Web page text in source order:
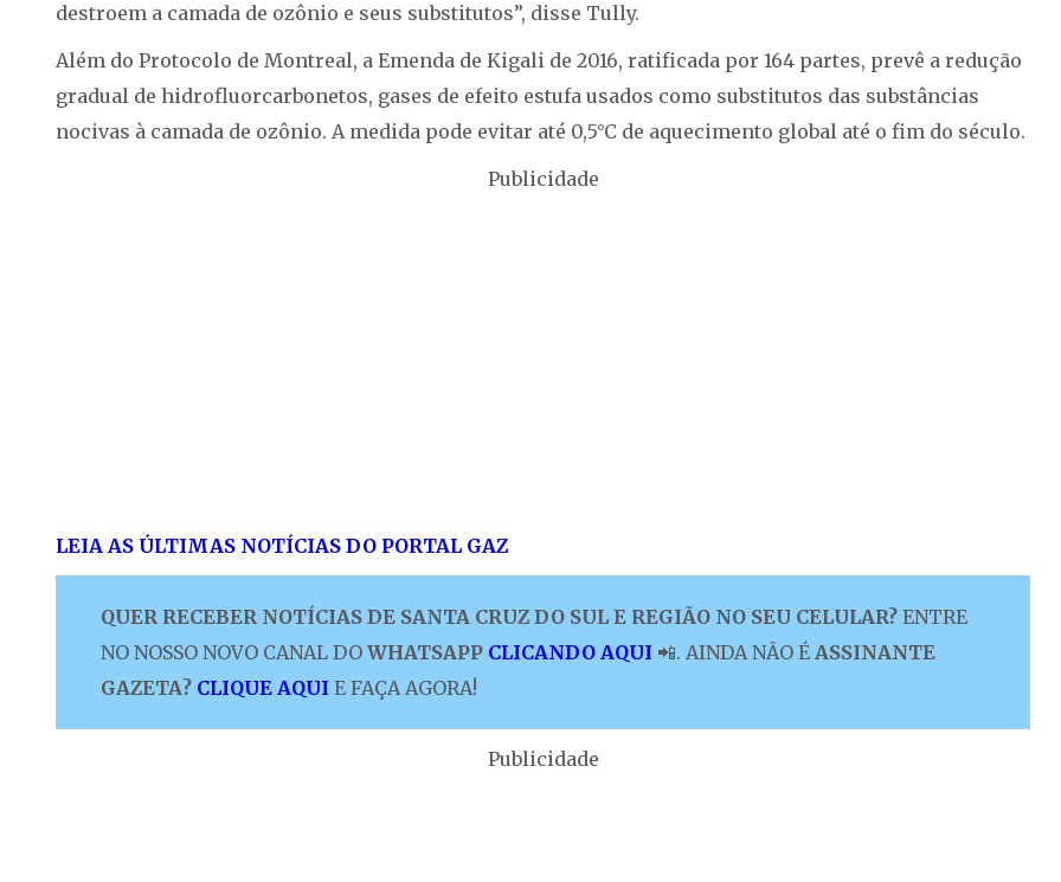
destroem a camada de ozônio e seus substitutos”, disse Tully.
Além do Protocolo de Montreal, a Emenda de Kigali de 2016, ratificada por 164 partes, prevê a redução
gradual de hidrofluorcarbonetos, gases de efeito estufa usados como substitutos das substâncias
nocivas à camada de ozônio. A medida pode evitar até 0,5°C de aquecimento global até o fim do século.
Publicidade
LEIA AS ÚLTIMAS NOTÍCIAS DO PORTAL GAZ
QUER RECEBER NOTÍCIAS DE SANTA CRUZ DO SUL E REGIÃO NO SEU CELULAR? ENTRE
NO NOSSO NOVO CANAL DO WHATSAPP CLICANDO AQUI 📲. AINDA NÃO É ASSINANTE
GAZETA? CLIQUE AQUI E FAÇA AGORA!
Publicidade